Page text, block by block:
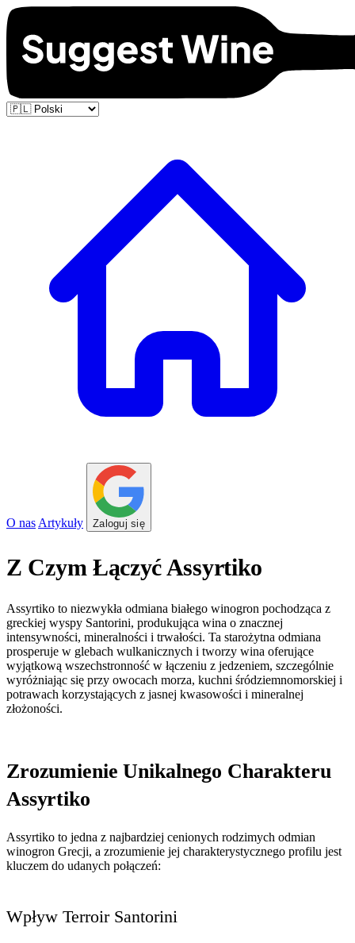
O nas Artykuły Zaloguj się
Z Czym Łączyć Assyrtiko
Assyrtiko to niezwykła odmiana białego winogron pochodząca z
greckiej wyspy Santorini, produkująca wina o znacznej
intensywności, mineralności i trwałości. Ta starożytna odmiana
prosperuje w glebach wulkanicznych i tworzy wina oferujące
wyjątkową wszechstronność w łączeniu z jedzeniem, szczególnie
wyróżniając się przy owocach morza, kuchni śródziemnomorskiej i
potrawach korzystających z jasnej kwasowości i mineralnej
złożoności.
Zrozumienie Unikalnego Charakteru
Assyrtiko
Assyrtiko to jedna z najbardziej cenionych rodzimych odmian
winogron Grecji, a zrozumienie jej charakterystycznego profilu jest
kluczem do udanych połączeń:
Wpływ Terroir Santorini